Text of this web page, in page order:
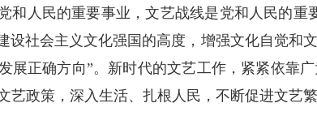
和人民的重要事业，文艺战线是党和人民的
设社会主义文化强国的高度，增强文化自觉
展正确方向”。新时代的文艺工作，紧紧依靠
艺政策，深入生活、扎根人民，不断促进文艺繁